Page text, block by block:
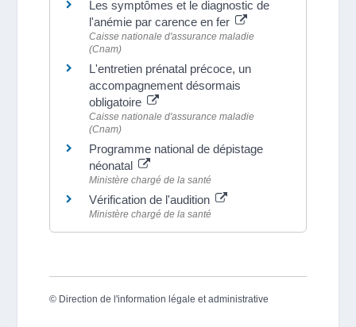
Les symptômes et le diagnostic de
l'anémie par carence en fer
Caisse nationale d'assurance maladie
(Cnam)
L'entretien prénatal précoce, un
accompagnement désormais
obligatoire
Caisse nationale d'assurance maladie
(Cnam)
Programme national de dépistage
néonatal
Ministère chargé de la santé
Vérification de l'audition
Ministère chargé de la santé
© Direction de l'information légale et administrative